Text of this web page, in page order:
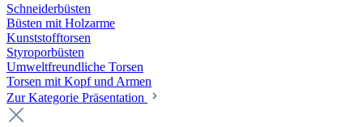
Schneiderbüsten
Büsten mit Holzarme
Kunststofftorsen
Styroporbüsten
Umweltfreundliche Torsen
Torsen mit Kopf und Armen
Zur Kategorie Präsentation